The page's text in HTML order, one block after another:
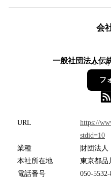
会
一般社団法人伝
8フ
フ
URL
https://
stdid=10
業種
財団法人
本社所在地
東京都品
電話番号
050-